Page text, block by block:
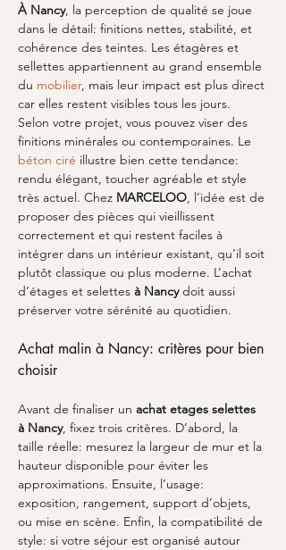
À Nancy, la perception de qualité se joue
dans le détail: finitions nettes, stabilité, et
cohérence des teintes. Les étagères et
sellettes appartiennent au grand ensemble
du mobilier, mais leur impact est plus direct
car elles restent visibles tous les jours.
Selon votre projet, vous pouvez viser des
finitions minérales ou contemporaines. Le
béton ciré illustre bien cette tendance:
rendu élégant, toucher agréable et style
très actuel. Chez MARCELOO, l’idée est de
proposer des pièces qui vieillissent
correctement et qui restent faciles à
intégrer dans un intérieur existant, qu’il soit
plutôt classique ou plus moderne. L’achat
d’étages et selettes à Nancy doit aussi
préserver votre sérénité au quotidien.
Achat malin à Nancy: critères pour bien
choisir
Avant de finaliser un achat etages selettes
à Nancy, fixez trois critères. D’abord, la
taille réelle: mesurez la largeur de mur et la
hauteur disponible pour éviter les
approximations. Ensuite, l’usage:
exposition, rangement, support d’objets,
ou mise en scène. Enfin, la compatibilité de
style: si votre séjour est organisé autour